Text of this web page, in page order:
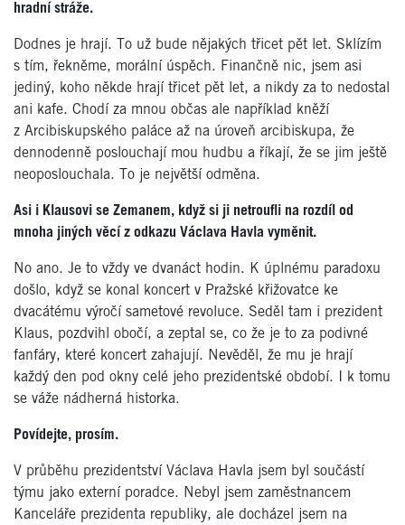
hradní stráže.
Dodnes je hrají. To už bude nějakých třicet pět let. Sklízím
s tím, řekněme, morální úspěch. Finančně nic, jsem asi
jediný, koho někde hrají třicet pět let, a nikdy za to nedostal
ani kafe. Chodí za mnou občas ale například kněží
z Arcibiskupského paláce až na úroveň arcibiskupa, že
dennodenně poslouchají mou hudbu a říkají, že se jim ještě
neoposlouchala. To je největší odměna.
Asi i Klausovi se Zemanem, když si ji netroufli na rozdíl od
mnoha jiných věcí z odkazu Václava Havla vyměnit.
No ano. Je to vždy ve dvanáct hodin. K úplnému paradoxu
došlo, když se konal koncert v Pražské křižovatce ke
dvacátému výročí sametové revoluce. Seděl tam i prezident
Klaus, pozdvihl obočí, a zeptal se, co že je to za podivné
fanfáry, které koncert zahajují. Nevěděl, že mu je hrají
každý den pod okny celé jeho prezidentské období. I k tomu
se váže nádherná historka.
Povídejte, prosím.
V průběhu prezidentství Václava Havla jsem byl součástí
týmu jako externí poradce. Nebyl jsem zaměstnancem
Kanceláře prezidenta republiky, ale docházel jsem na